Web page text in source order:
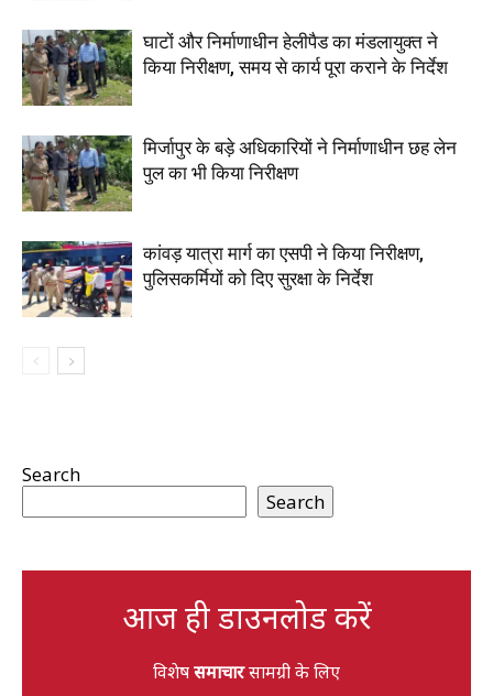
घाटों और निर्माणाधीन हेलीपैड का मंडलायुक्त ने
किया निरीक्षण, समय से कार्य पूरा कराने के निर्देश
मिर्जापुर के बड़े अधिकारियों ने निर्माणाधीन छह लेन
पुल का भी किया निरीक्षण
कांवड़ यात्रा मार्ग का एसपी ने किया निरीक्षण,
पुलिसकर्मियों को दिए सुरक्षा के निर्देश
Search
Search
आज ही डाउनलोड करें
विशेषसमाचारसामग्री के लिए